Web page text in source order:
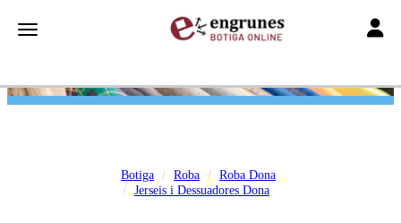
Toggle navigation
Botiga Roba
Roba Dona
Jerseis i Dessuadores Dona